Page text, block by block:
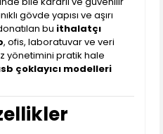
gövde yapısı ve aşırı
bu ithalatçı
, ofis, laboratuvar ve veri
yönetimini pratik hale
çoklayıcı modelleri